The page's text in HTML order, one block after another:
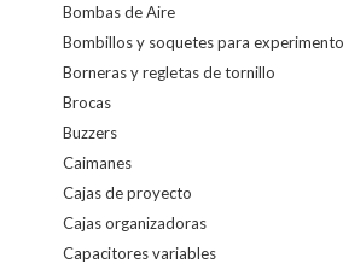
Bombas de Aire
Bombillos y soquetes para
Borneras y regletas de tornillo
Brocas
Buzzers
Caimanes
Cajas de proyecto
Cajas organizadoras
Capacitores variables